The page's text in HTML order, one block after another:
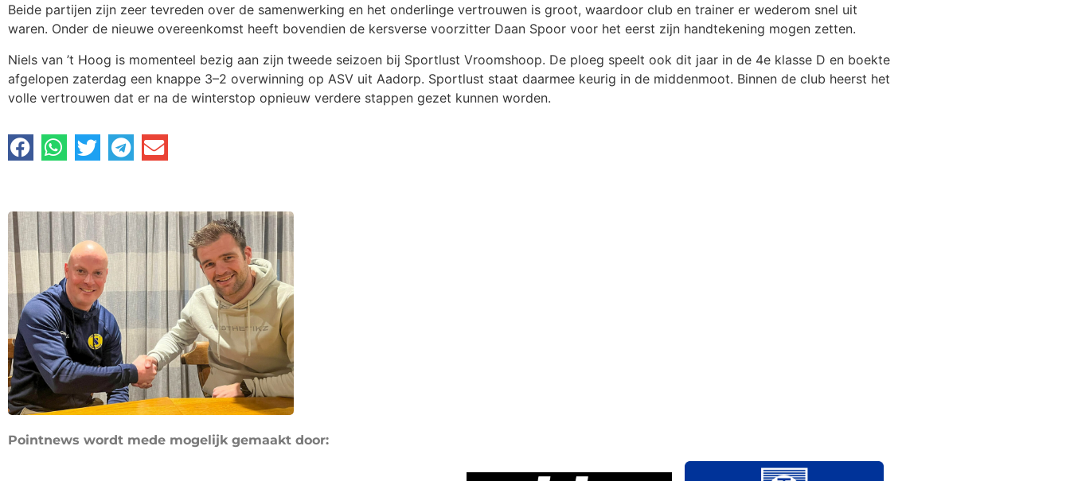
Beide partijen zijn zeer tevreden over de samenwerking en het onderlinge vertrouwen is groot, waardoor club en trainer er wederom snel uit
waren. Onder de nieuwe overeenkomst heeft bovendien de kersverse voorzitter Daan Spoor voor het eerst zijn handtekening mogen zetten.
Niels van ’t Hoog is momenteel bezig aan zijn tweede seizoen bij Sportlust Vroomshoop. De ploeg speelt ook dit jaar in de 4e klasse D en boekte
afgelopen zaterdag een knappe 3–2 overwinning op ASV uit Aadorp. Sportlust staat daarmee keurig in de middenmoot. Binnen de club heerst het
volle vertrouwen dat er na de winterstop opnieuw verdere stappen gezet kunnen worden.
Pointnews wordt mede mogelijk gemaakt door: